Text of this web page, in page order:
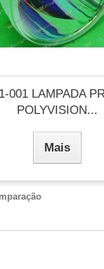
001 LAMPADA
POLYVISION...
Mais